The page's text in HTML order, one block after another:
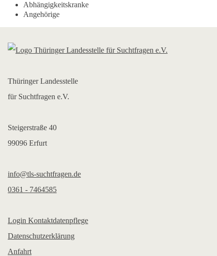
Abhängigkeitskranke
Angehörige
Thüringer Landesstelle
für Suchtfragen e.V.
Steigerstraße 40
99096 Erfurt
info@tls-suchtfragen.de
0361 - 7464585
Login Kontaktdatenpflege
Datenschutzerklärung
Anfahrt